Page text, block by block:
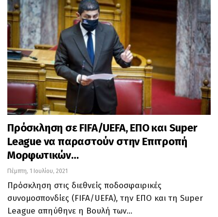
Πρόσκληση σε FIFA/UEFA, ΕΠΟ και Super
League να παραστούν στην Επιτροπή
Μορφωτικών…
Πέμπτη, 1 Ιουλίου, 2021
Πρόσκληση στις διεθνείς ποδοσφαιρικές
συνομοσπονδίες (FIFA/UEFA), την ΕΠΟ και τη Super
League απηύθηνε η Βουλή των…